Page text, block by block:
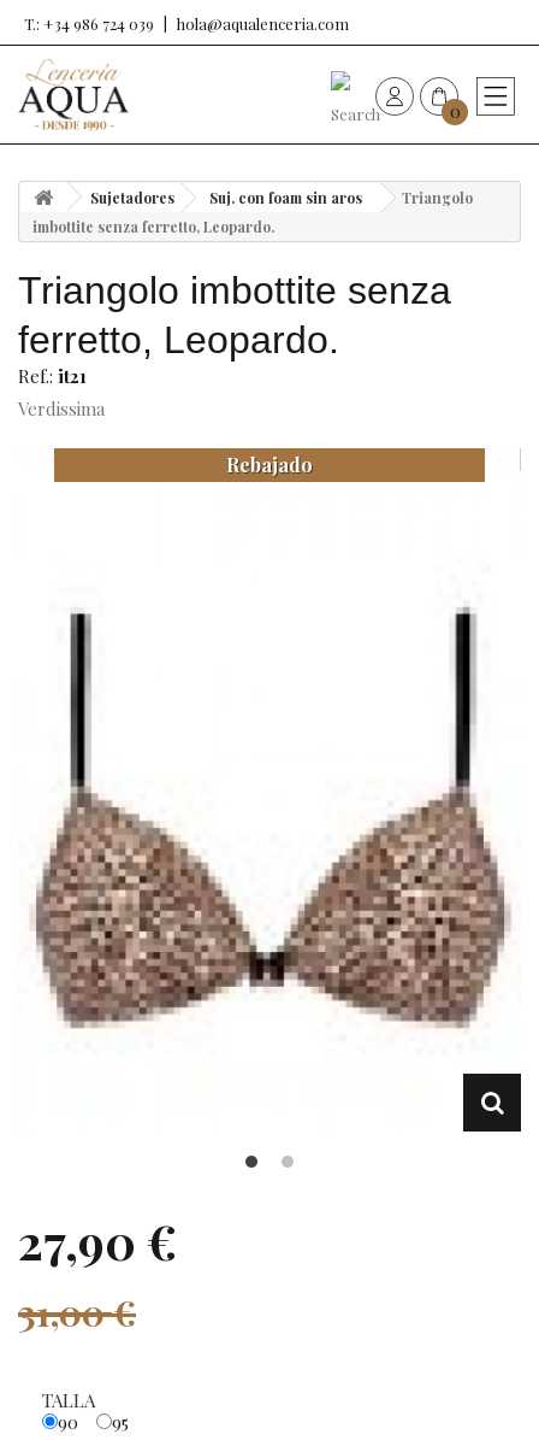
T.: +34 986 724 039 hola@aqualenceria.com
0
Nueva colección
Sujetadores
Bragas
Outlet
Sujetadores Suj. con foam sin aros
Triangolo
imbottite senza ferretto, Leopardo.
Triangolo imbottite senza
ferretto, Leopardo.
Ref.: it21
Verdissima
Rebajado
27,90 €
31,00 €
TALLA
90
95